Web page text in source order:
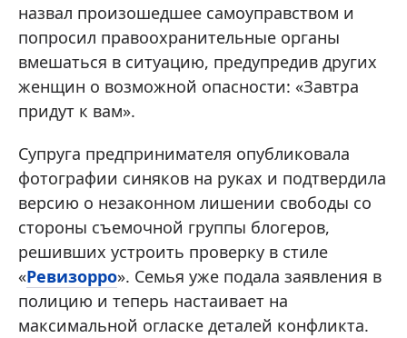
назвал произошедшее самоуправством и
попросил правоохранительные органы
вмешаться в ситуацию, предупредив других
женщин о возможной опасности: «Завтра
придут к вам».
Супруга предпринимателя опубликовала
фотографии синяков на руках и подтвердила
версию о незаконном лишении свободы со
стороны съемочной группы блогеров,
решивших устроить проверку в стиле
«Ревизорро». Семья уже подала заявления в
полицию и теперь настаивает на
максимальной огласке деталей конфликта.